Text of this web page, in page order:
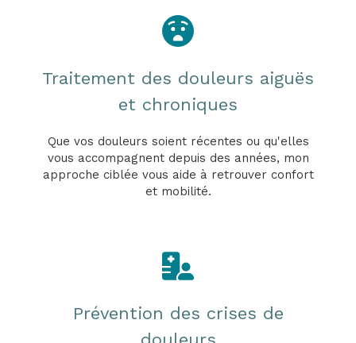
Traitement des douleurs aiguës
et chroniques
Que vos douleurs soient récentes ou qu'elles
vous accompagnent depuis des années, mon
approche ciblée vous aide à retrouver confort
et mobilité.
Prévention des crises de